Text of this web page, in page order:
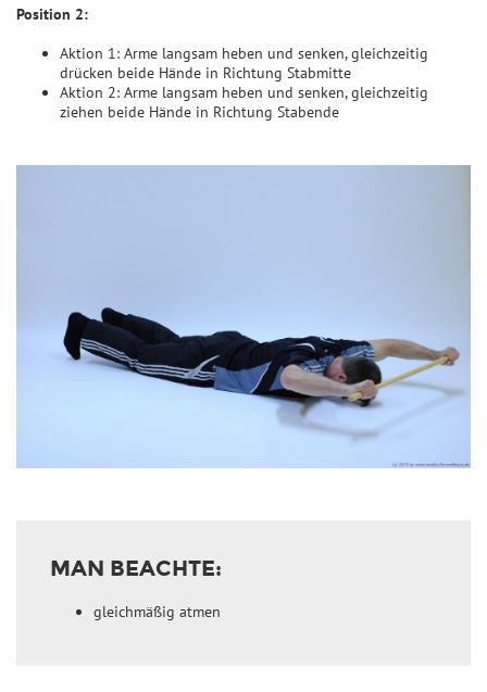
Position 2:
Aktion 1: Arme langsam heben und senken, gleichzeitig
drücken beide Hände in Richtung Stabmitte
Aktion 2: Arme langsam heben und senken, gleichzeitig
ziehen beide Hände in Richtung Stabende
MAN BEACHTE:
gleichmäßig atmen